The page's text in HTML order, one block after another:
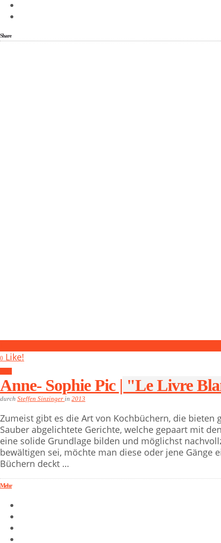
Share
0 Like!
Anne- Sophie Pic | "Le Livre
durch Steffen Sinzinger in 2013
Zumeist gibt es die Art von Kochbüchern, die bieten
Sauber abgelichtete Gerichte, welche gepaart mit
eine solide Grundlage bilden und möglichst
bewältigen sei, möchte man diese oder jene Gänge
Büchern deckt …
Mehr